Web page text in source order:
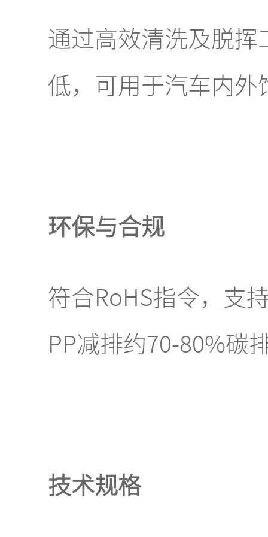
通过高效清洗及脱
低，可用于汽车内
环保与合规
符合RoHS指令，支
PP减排约70-80%碳
技术规格